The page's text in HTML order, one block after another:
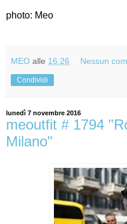
photo: Meo
MEO alle 16:26 Nessun
Condividi
lunedì 7 novembre 2016
meoutfit # 1794
Milano"